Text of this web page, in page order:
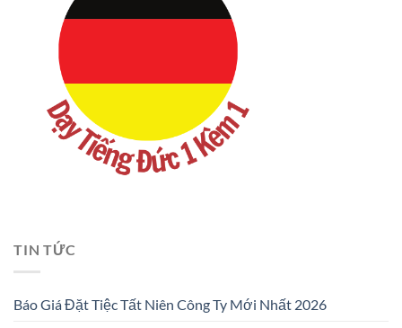
TIN TỨC
Báo Giá Đặt Tiệc Tất Niên Công Ty Mới Nhất 2026